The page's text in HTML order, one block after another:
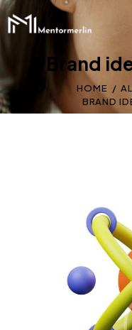
Brand
HOME
BRAND